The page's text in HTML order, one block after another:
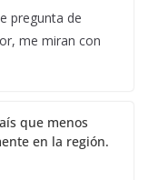
pregunta de
me miran con
que menos
en la región.